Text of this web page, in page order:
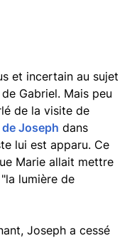
et incertain au sujet
Gabriel. Mais peu
de la visite de
de Joseph dans
lui est apparu. Ce
Marie allait mettre
lumière de
Joseph a cessé